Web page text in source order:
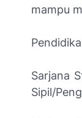
mampu
Sarjana
Sipil/